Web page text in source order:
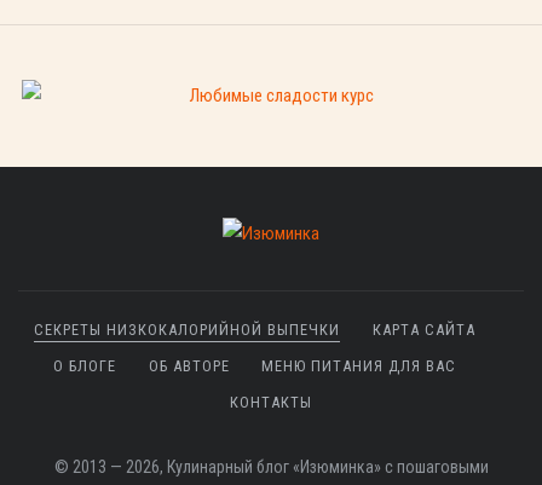
СЕКРЕТЫ НИЗКОКАЛОРИЙНОЙ ВЫПЕЧКИ КАРТА САЙТА
О БЛОГЕ ОБ АВТОРЕ МЕНЮ ПИТАНИЯ ДЛЯ ВАС
КОНТАКТЫ
© 2013 — 2026, Кулинарный блог «Изюминка» с пошаговыми